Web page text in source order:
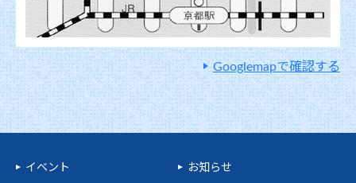
Googlemapで確認する
イベント お知らせ